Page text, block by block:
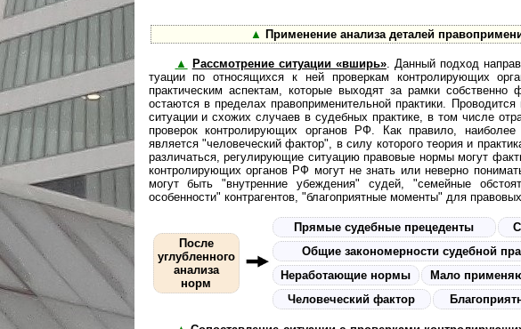
▲ Применение анализа деталей
▲ Рассмотрение ситуации «вширь». Данный подход
ту­а­ции по относящихся к ней проверкам контролирующих
практическим аспектам, которые выходят за рамки собственно
остаются в пределах правоприменительной практики.
ситуации и схожих случаев в судебных практике, в том числе
проверок контролирующих органов РФ. Как правило, наиболее
является "человеческий фактор", в силу которого теория и
различаться, регулирующие ситуацию правовые нормы могут
контролирующих органов РФ могут не знать или неверно
могут быть "внутренние убеждения" судей, "семейные
особенности" контрагентов, "благоприятные моменты" для
После
углубленного
анализа
норм
Прямые судебные прецеденты
Общие закономерности судебной
Нера­бо­та­ю­щие нормы
Мало
Человеческий фактор